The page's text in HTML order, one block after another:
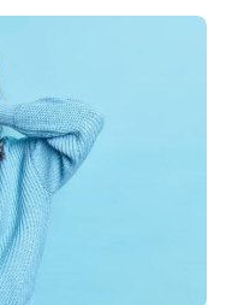
telefonla vakit
hayatın
alışmasını
zamanla
kaçınmanın